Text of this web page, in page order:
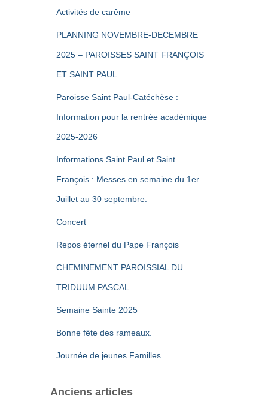
Activités de carême
PLANNING NOVEMBRE-DECEMBRE
2025 – PAROISSES SAINT FRANÇOIS
ET SAINT PAUL
Paroisse Saint Paul-Catéchèse :
Information pour la rentrée académique
2025-2026
Informations Saint Paul et Saint
François : Messes en semaine du 1er
Juillet au 30 septembre.
Concert
Repos éternel du Pape François
CHEMINEMENT PAROISSIAL DU
TRIDUUM PASCAL
Semaine Sainte 2025
Bonne fête des rameaux.
Journée de jeunes Familles
Anciens articles